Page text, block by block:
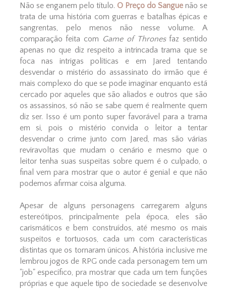
Não se enganem pelo título. O Preço do Sangue não se
trata de uma história com guerras e batalhas épicas e
sangrentas, pelo menos não nesse volume. A
comparação feita com Game of Thronesfaz sentido
apenas no que diz respeito a intrincada trama que se
foca nas intrigas políticas e em Jared tentando
desvendar o mistério do assassinato do irmão que é
mais complexo do que se pode imaginar enquanto está
cercado por aqueles que são aliados e outros que são
os assassinos, só não se sabe quem é realmente quem
diz ser. Isso é um ponto super favorável para a trama
em si, pois o mistério convida o leitor a tentar
desvendar o crime junto com Jared, mas são várias
reviravoltas que mudam o cenário e mesmo que o
leitor tenha suas suspeitas sobre quem é o culpado, o
final vem para mostrar que o autor é genial e que não
podemos afirmar coisa alguma.
Apesar de alguns personagens carregarem alguns
estereótipos, principalmente pela época, eles são
carismáticos e bem construídos, até mesmo os mais
suspeitos e tortuosos, cada um com características
distintas que os tornaram únicos. A história inclusive me
lembrou jogos de RPG onde cada personagem tem um
"job" específico, pra mostrar que cada um tem funções
próprias e que aquele tipo de sociedade se desenvolve